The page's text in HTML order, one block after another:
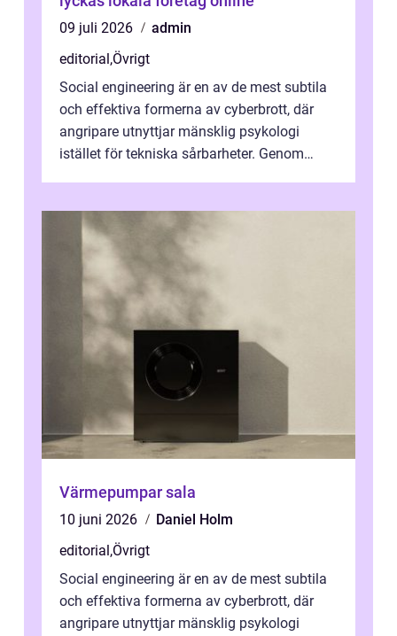
09 juli 2026
admin
editorial,Övrigt
Social engineering är en av de mest subtila
och effektiva formerna av cyberbrott, där
angripare utnyttjar mänsklig psykologi
istället för tekniska sårbarheter. Genom
Värmepumpar sala
10 juni 2026
Daniel Holm
editorial,Övrigt
Social engineering är en av de mest subtila
och effektiva formerna av cyberbrott, där
angripare utnyttjar mänsklig psykologi